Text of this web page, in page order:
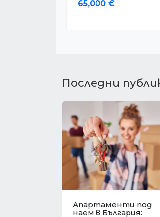
Варна област
Последни
Имотният пазар във